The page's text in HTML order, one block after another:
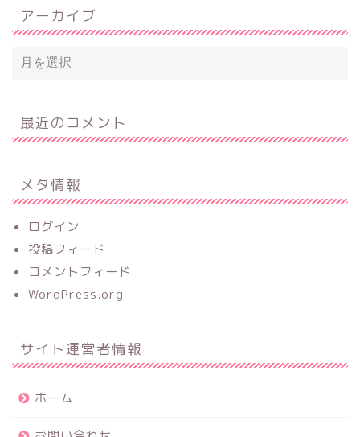
アーカイブ
最近のコメント
メタ情報
ログイン
投稿フィード
コメントフィード
WordPress.org
サイト運営者情報
ホーム